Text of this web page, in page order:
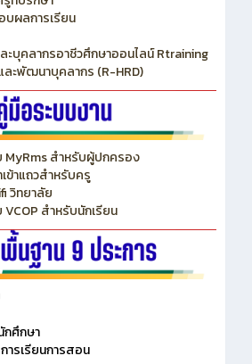
ผลการเรียน
บุคลากรอาชีวศึกษาออนไลน์ Rtraining
ะพัฒนาบุคลากร (R-HRD)
MyRms สำหรับผู้ปกครอง
ข้าแถวสำหรับครู
วิทยาลัย
VCOP สำหรับนักเรียน
กศึกษา
รเรียนการสอน